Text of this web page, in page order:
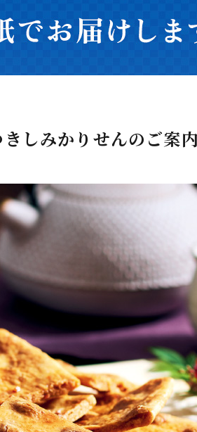
しみかりせんのご案